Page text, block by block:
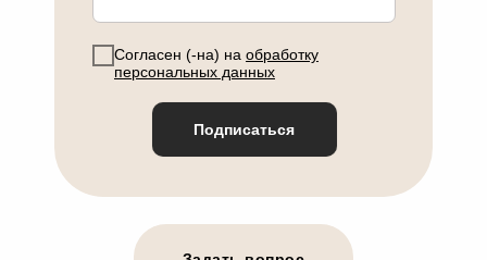
Согласен (-на) на обработку
персональных данных
Подписаться